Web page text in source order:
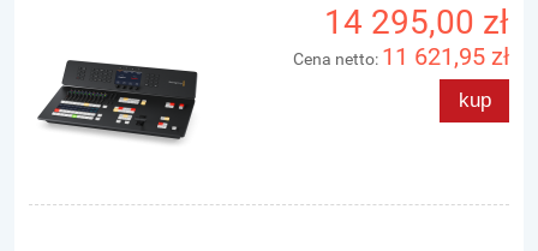
14 295,00 zł
Cena netto: 11 621,95 zł
kup